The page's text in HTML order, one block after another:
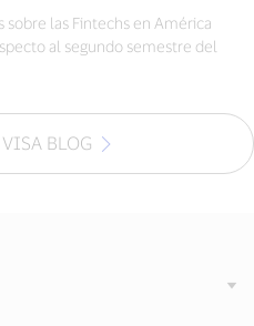
las Fintechs en América
al segundo semestre del
VISA BLOG